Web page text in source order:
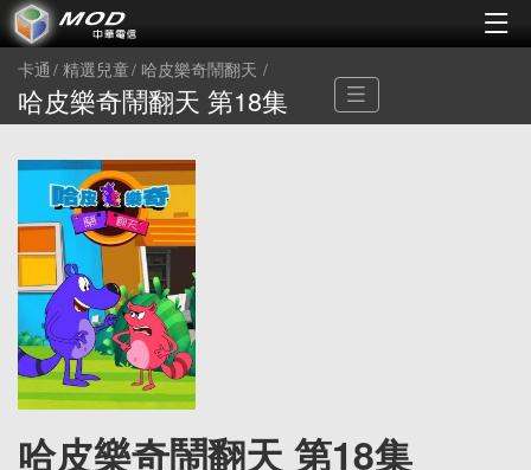
卡通 精選兒童 哈皮樂奇鬧翻天
哈皮樂奇鬧翻天 第18集
哈皮樂奇鬧翻天 第18集